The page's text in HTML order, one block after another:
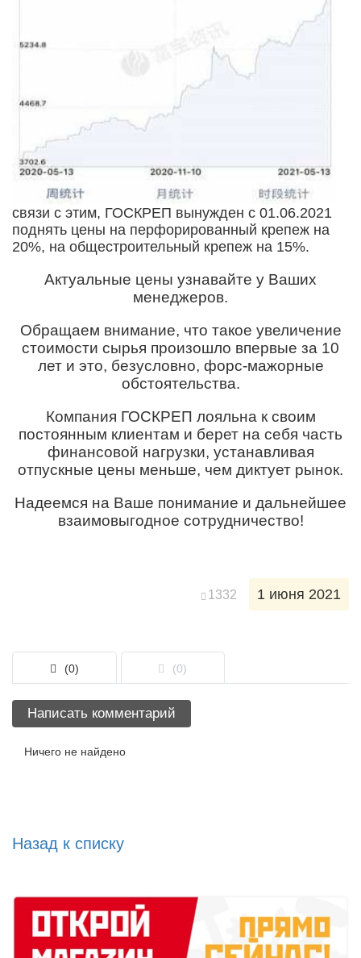
связи с этим, ГОСКРЕП вынужден с 01.06.2021
поднять цены на перфорированный крепеж на
20%, на общестроительный крепеж на 15%.
Актуальные цены узнавайте у Ваших
менеджеров.
Обращаем внимание, что такое увеличение
стоимости сырья произошло впервые за 10
лет и это, безусловно, форс-мажорные
обстоятельства.
Компания ГОСКРЕП лояльна к своим
постоянным клиентам и берет на себя часть
финансовой нагрузки, устанавливая
отпускные цены меньше, чем диктует рынок.
Надеемся на Ваше понимание и дальнейшее
взаимовыгодное сотрудничество!
1332 1 июня 2021
(0) (0)
Написать комментарий
Ничего не найдено
Назад к списку